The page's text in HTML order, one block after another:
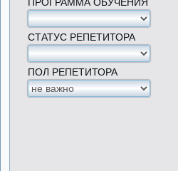
СТАТУС РЕПЕТИТОРА
ПОЛ РЕПЕТИТОРА